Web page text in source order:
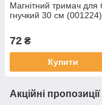
Магнітний тримач для
гнучкий 30 см (001224)
72 ₴
Купити
Акційні